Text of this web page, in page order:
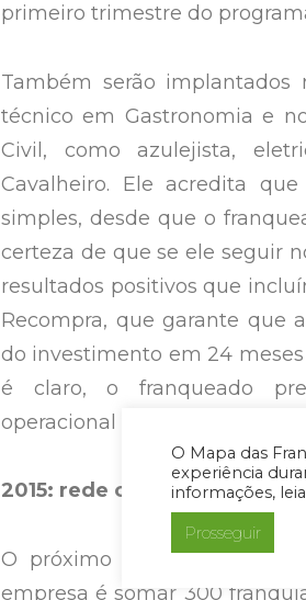
O Mapa das
experiência
informações,
Prosseguir
primeiro trimestre do
Também serão implantados
técnico em Gastronomia e
Civil, como azulejista,
Cavalheiro. Ele acredita
simples, desde que o
certeza de que se ele seguir
resultados positivos que
Recompra, que garante que
do investimento em 24
é claro, o franqueado
operacional para que a
2015: rede continuará
O próximo ano será
empresa é somar 300